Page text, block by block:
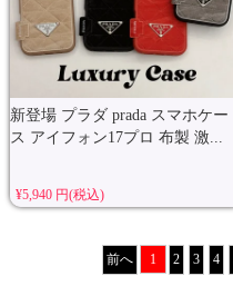
新登場 プラダ prada スマホケー
ス アイフォン17プロ 布製 激...
¥5,940 円(税込)
前へ 1 2 3 4